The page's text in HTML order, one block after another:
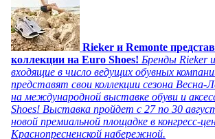
Rieker и Remonte
коллекции на Euro Shoes! Бренды Rieker
входящие в число ведущих обувных
представят свои коллекции сезона Весна-
на международной выставке обуви и
Shoes! Выставка пройдет c 27 по 30
новой премиальной площадке в конгресс-
Краснопресненской набережной.